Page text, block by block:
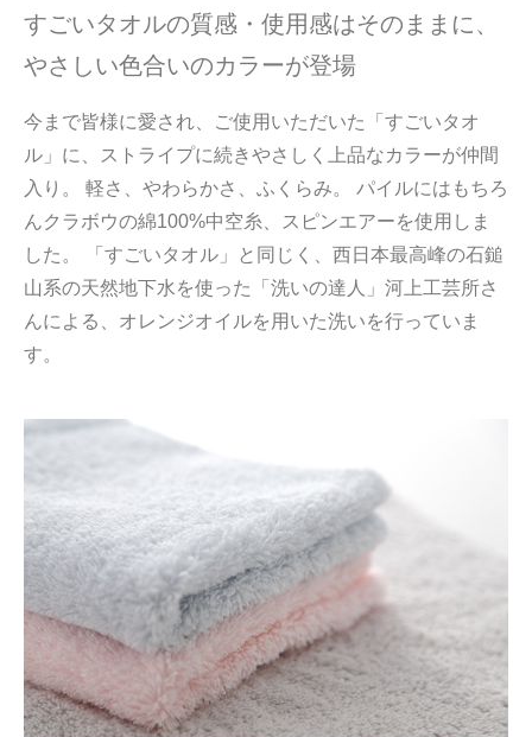
すごいタオルの質感・使用感はそのままに、
やさしい色合いのカラーが登場
今まで皆様に愛され、ご使用いただいた「すごいタオ
ル」に、ストライプに続きやさしく上品なカラーが仲間
入り。 軽さ、やわらかさ、ふくらみ。 パイルにはもちろ
んクラボウの綿100%中空糸、スピンエアーを使用しま
した。 「すごいタオル」と同じく、西日本最高峰の石鎚
山系の天然地下水を使った「洗いの達人」河上工芸所さ
んによる、オレンジオイルを用いた洗いを行っていま
す。